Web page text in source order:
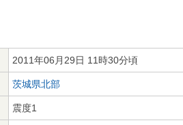
2011年06月29日 11時30分頃
茨城県北部
震度1